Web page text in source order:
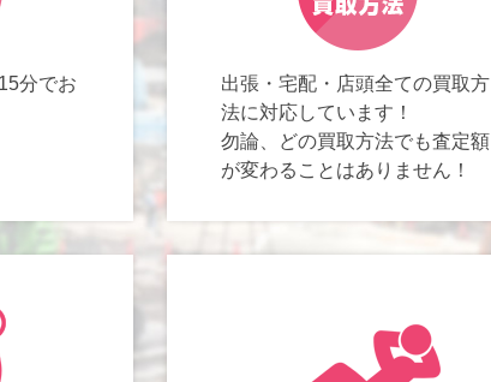
分でお
出張・宅配・店頭全ての買取方
法に対応しています！
勿論、どの買取方法でも査定額
が変わることはありません！